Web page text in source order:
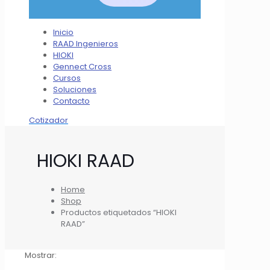
Inicio
RAAD Ingenieros
HIOKI
Gennect Cross
Cursos
Soluciones
Contacto
Cotizador
HIOKI RAAD
Home
Shop
Productos etiquetados “HIOKI
RAAD”
Mostrar: